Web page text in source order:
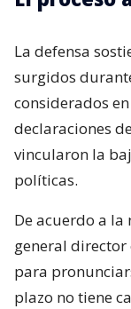
La defensa
surgidos
considerados
declaraciones
vincularon la
políticas.
De acuerdo a
general director
para
plazo no tiene